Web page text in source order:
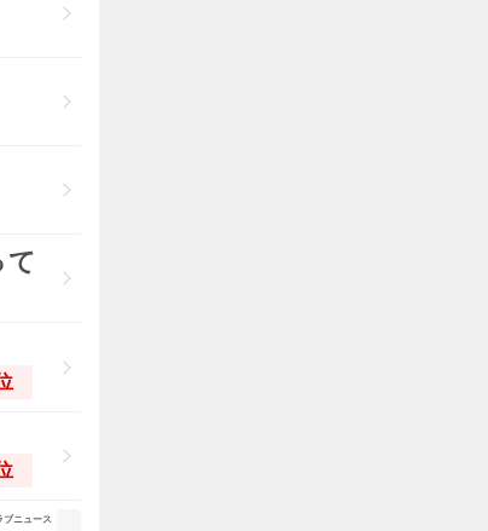
ブニュース